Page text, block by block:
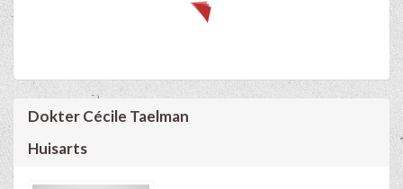
Dokter Cécile Taelman
Huisarts